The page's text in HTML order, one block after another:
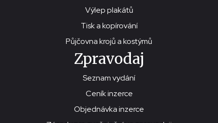
Výlep plakátů
Tisk a kopírování
Půjčovna krojů a kostýmů
Zpravodaj
Seznam vydání
Ceník inzerce
Objednávka inzerce